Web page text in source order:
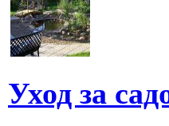
Уход за